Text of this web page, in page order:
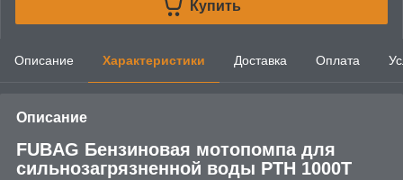
Купить
Описание Характеристики Доставка Оплата
Описание
FUBAG Бензиновая мотопомпа для
сильнозагрязненной воды PTH 1000Т